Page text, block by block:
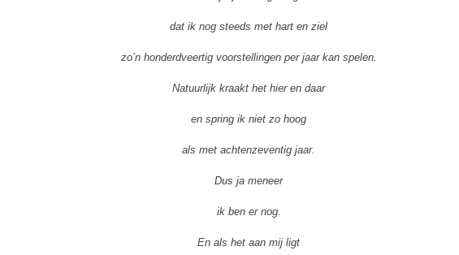
dat ik nog steeds met hart en ziel
zo’n honderdveertig voorstellingen per jaar kan spelen.
Natuurlijk kraakt het hier en daar
en spring ik niet zo hoog
als met achtenzeventig jaar.
Dus ja meneer
ik ben er nog.
En als het aan mij ligt